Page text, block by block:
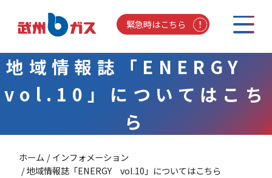
緊急時はこちら
地域情報誌「ENERGY
vol.10」についてはこち
ら
ホーム
インフォメーション
地域情報誌「ENERGY vol.10」についてはこちら